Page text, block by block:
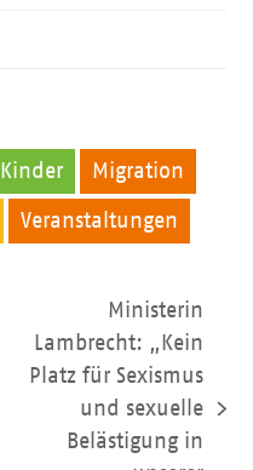
Kinder Migration
Veranstaltungen
Nächster
Beitrag:
Ministerin
Lambrecht: „Kein
Platz für Sexismus
und sexuelle
Belästigung in